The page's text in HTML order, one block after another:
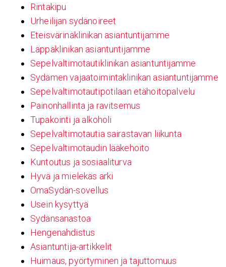
Rintakipu
Urheilijan sydänoireet
Eteisvärinäklinikan asiantuntijamme
Läppäklinikan asiantuntijamme
Sepelvaltimotautiklinikan asiantuntijamme
Sydämen vajaatoimintaklinikan asiantuntijamme
Sepelvaltimotautipotilaan etähoitopalvelu
Painonhallinta ja ravitsemus
Tupakointi ja alkoholi
Sepelvaltimotautia sairastavan liikunta
Sepelvaltimotaudin lääkehoito
Kuntoutus ja sosiaaliturva
Hyvä ja mielekäs arki
OmaSydän-sovellus
Usein kysyttyä
Sydänsanastoa
Hengenahdistus
Asiantuntija-artikkelit
Huimaus, pyörtyminen ja tajuttomuus